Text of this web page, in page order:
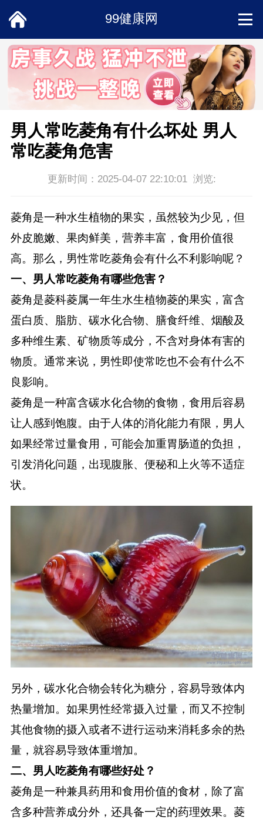
99健康网
首页
饮食
女性
两性
健康
商城
健康问答
男人常吃菱角有什么坏处 男人
常吃菱角危害
更新时间：2025-04-07 22:10:01 浏览:
菱角是一种水生植物的果实，虽然较为少见，但
外皮脆嫩、果肉鲜美，营养丰富，食用价值很
高。那么，男性常吃菱角会有什么不利影响呢？
一、男人常吃菱角有哪些危害？
菱角是菱科菱属一年生水生植物菱的果实，富含
蛋白质、脂肪、碳水化合物、膳食纤维、烟酸及
多种维生素、矿物质等成分，不含对身体有害的
物质。通常来说，男性即使常吃也不会有什么不
良影响。
菱角是一种富含碳水化合物的食物，食用后容易
让人感到饱腹。由于人体的消化能力有限，男人
如果经常过量食用，可能会加重胃肠道的负担，
引发消化问题，出现腹胀、便秘和上火等不适症
状。
另外，碳水化合物会转化为糖分，容易导致体内
热量增加。如果男性经常摄入过量，而又不控制
其他食物的摄入或者不进行运动来消耗多余的热
量，就容易导致体重增加。
二、男人吃菱角有哪些好处？
菱角是一种兼具药用和食用价值的食材，除了富
含多种营养成分外，还具备一定的药理效果。菱